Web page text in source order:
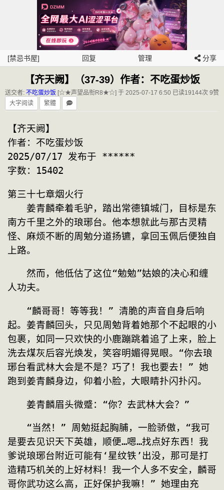
[禁忌书屋] 回复 管理 分享
【齐天阙】（37-39）作者：不吃蛋炒饭
送交者: 不吃蛋炒饭 [☆★声望品衔R8★☆] 于 2025-07-17 6:50 已读19144次 9赞
大字阅读
繁體
【齐天阙】
作者：不吃蛋炒饭
2025/07/17 发布于 ******
字数：15402
第三十七章烟火行
姜青麟牵着毛驴，踏出常德镇城门，目标是东
南方千里之外的琅琊台。他本想就此与那古灵精
怪、麻烦不断的周勉分道扬镳，拿回玉佩后便独自
上路。
然而，他低估了这位“勉勉”姑娘的决心和缠
人功夫。
“麟哥哥！等等我！” 清脆的声音自身后响
起。姜青麟回头，只见周勉背着她那个不起眼的小
包裹，如同一只欢快的小鹿蹦跳着追了上来，脸上
洗去煤灰后容光焕发，笑容明媚得晃眼。“你去琅
琊台看武林大会是不是？巧了！我也要去！” 她
跑到姜青麟身边，仰着小脸，大眼睛扑闪扑闪。
姜青麟眉头微蹙：“你？去武林大会？”
“当然！” 周勉挺起胸脯，一脸骄傲，“我可
是要去见识天下英雄，顺便…嗯…找点好东西！我
爹说琅琊台附近可能有‘星纹铁’出没，那可是打
造精巧机关的上好材料！我一个人多不安全，麟哥
哥你武功这么高，正好保护我嘛！” 她理由充